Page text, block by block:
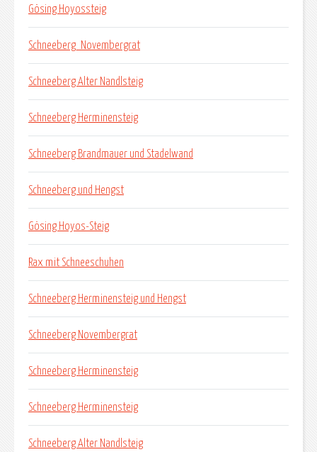
Gösing Hoyossteig
Schneeberg_Novembergrat
Schneeberg Alter Nandlsteig
Schneeberg Herminensteig
Schneeberg Brandmauer und Stadelwand
Schneeberg und Hengst
Gösing Hoyos-Steig
Rax mit Schneeschuhen
Schneeberg Herminensteig und Hengst
Schneeberg Novembergrat
Schneeberg Herminensteig
Schneeberg Herminensteig
Schneeberg Alter Nandlsteig